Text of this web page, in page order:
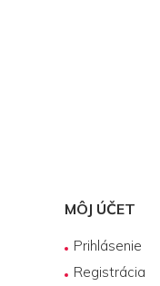
MÔJ ÚČET
Prihlásenie
Registrácia